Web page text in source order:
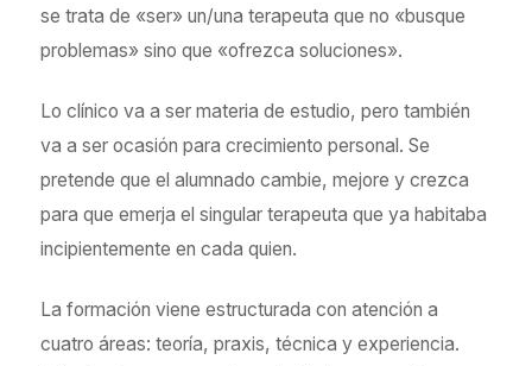
se trata de «ser» un/una terapeuta que no «busque
problemas» sino que «ofrezca soluciones».
Lo clínico va a ser materia de estudio, pero también
va a ser ocasión para crecimiento personal. Se
pretende que el alumnado cambie, mejore y crezca
para que emerja el singular terapeuta que ya habitaba
incipientemente en cada quien.
La formación viene estructurada con atención a
cuatro áreas: teoría, praxis, técnica y experiencia.